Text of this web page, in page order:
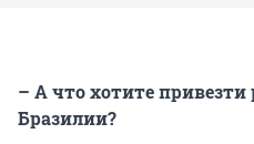
– А что хотите
Бразилии?